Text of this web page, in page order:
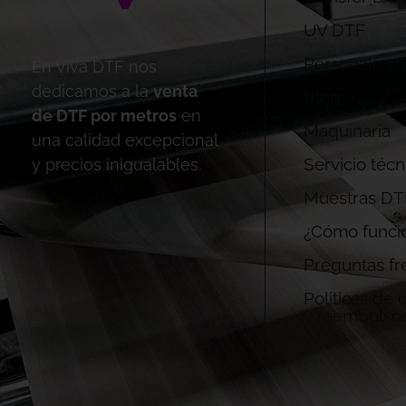
En Viva DTF nos
dedicamos a la venta
de DTF por metros en
una calidad excepcional
y precios inigualables.
UV DTF
Maquinaria
Servicio
Muestras
¿Cómo
Preguntas
Politicas de